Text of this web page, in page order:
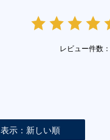
レビュー件数：
表示：新しい順